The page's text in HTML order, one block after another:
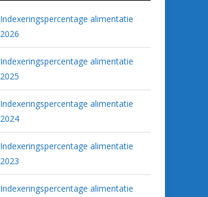
Indexeringspercentage alimentatie
2026
Indexeringspercentage alimentatie
2025
Indexeringspercentage alimentatie
2024
Indexeringspercentage alimentatie
2023
Indexeringspercentage alimentatie